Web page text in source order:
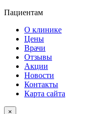
Пациентам
О клинике
Цены
Врачи
Отзывы
Акции
Новости
Контакты
Карта сайта
×